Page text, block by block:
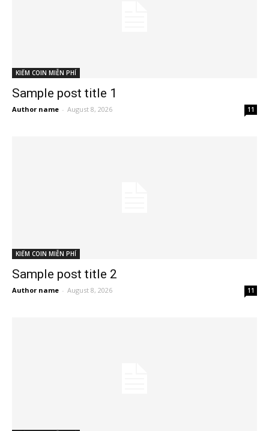
KIẾM COIN MIỄN PHÍ
Sample post title 1
Author name - August 8, 2026 11
KIẾM COIN MIỄN PHÍ
Sample post title 2
Author name - August 8, 2026 11